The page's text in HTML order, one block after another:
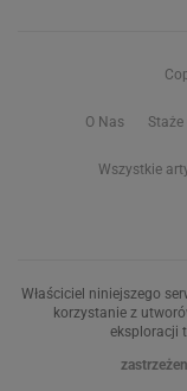
O Nas Staże
Wszystkie
Właściciel niniejszego
korzystanie z
eksploracji